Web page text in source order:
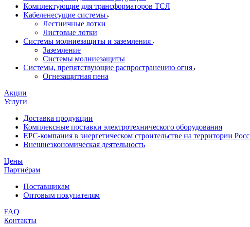
Комплектующие для трансформаторов ТСЛ
Кабеленесущие системы
Лестничные лотки
Листовые лотки
Системы молниезащиты и заземления
Заземление
Системы молниезащиты
Системы, препятствующие распространению огня
Огнезащитная пена
Акции
Услуги
Доставка продукции
Комплексные поставки электротехнического оборудования
EPC-компания в энергетическом строительстве на территории
Внешнеэкономическая деятельность
Цены
Партнёрам
Поставщикам
Оптовым покупателям
FAQ
Контакты